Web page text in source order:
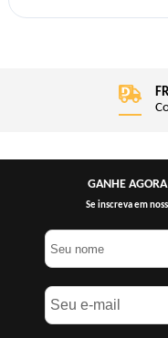
GANHE
Se inscreva em